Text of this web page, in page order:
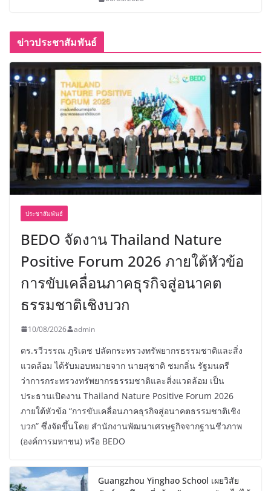
ข่าวประชาสัมพันธ์
ประชาสัมพันธ์
BEDO จัดงาน Thailand Nature
Positive Forum 2026 ภายใต้หัวข้อ
การขับเคลื่อนภาคธุรกิจสู่อนาคต
ธรรมชาติเชิงบวก
10/08/2026 admin
ดร.รวีวรรณ ภูริเดช ปลัดกระทรวงทรัพยากรธรรมชาติและสิ่ง
แวดล้อม ได้รับมอบหมายจาก นายสุชาติ ชมกลิ่น รัฐมนตรี
ว่าการกระทรวงทรัพยากรธรรมชาติและสิ่งแวดล้อม เป็น
ประธานเปิดงาน Thailand Nature Positive Forum 2026
ภายใต้หัวข้อ “การขับเคลื่อนภาคธุรกิจสู่อนาคตธรรมชาติเชิง
บวก” ซึ่งจัดขึ้นโดย สำนักงานพัฒนาเศรษฐกิจจากฐานชีวภาพ
(องค์การมหาชน) หรือ BEDO
Guangzhou Yinghao School เผยวิสัย